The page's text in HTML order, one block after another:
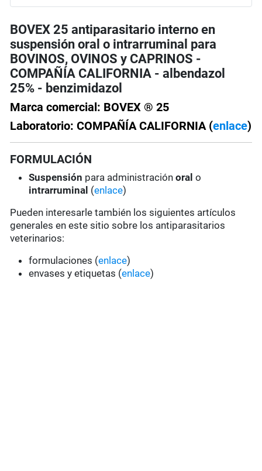
BOVEX 25 antiparasitario interno en
suspensión oral o intrarruminal para
BOVINOS, OVINOS y CAPRINOS -
COMPAÑÍA CALIFORNIA - albendazol
25% - benzimidazol
Marca comercial: BOVEX ® 25
Laboratorio: COMPAÑÍA CALIFORNIA (enlace)
FORMULACIÓN
Suspensión para administraciónoral o
intrarruminal (enlace)
Pueden interesarle también los siguientes artículos
generales en este sitio sobre los antiparasitarios
veterinarios:
formulaciones (enlace)
envases y etiquetas (enlace)